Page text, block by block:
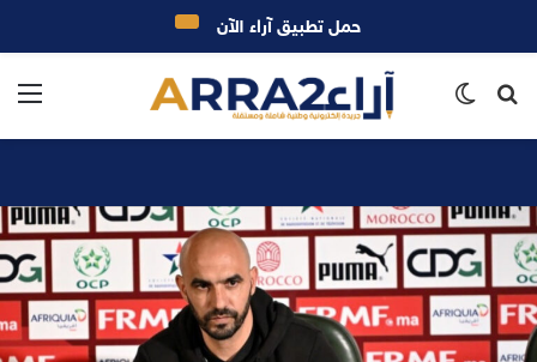
بحث
حمل تطبيق آراء الآن